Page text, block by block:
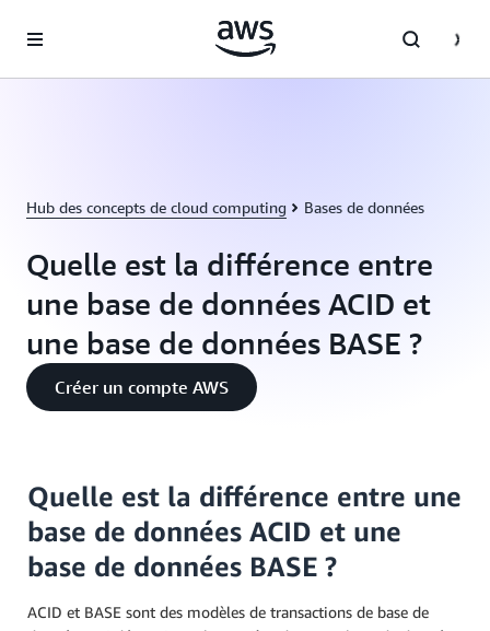
Hub des concepts de cloud computing Bases de données
Quelle est la différence entre
une base de données ACID et
une base de données BASE ?
Créer un compte AWS
Quelle est la différence entre une
base de données ACID et une
base de données BASE ?
ACID et BASE sont des modèles de transactions de base de